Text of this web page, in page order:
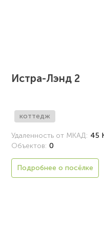
Истра-Лэнд 2
коттедж
Удаленность от МКАД: 45
Объектов: 0
Подробнее о посёлке